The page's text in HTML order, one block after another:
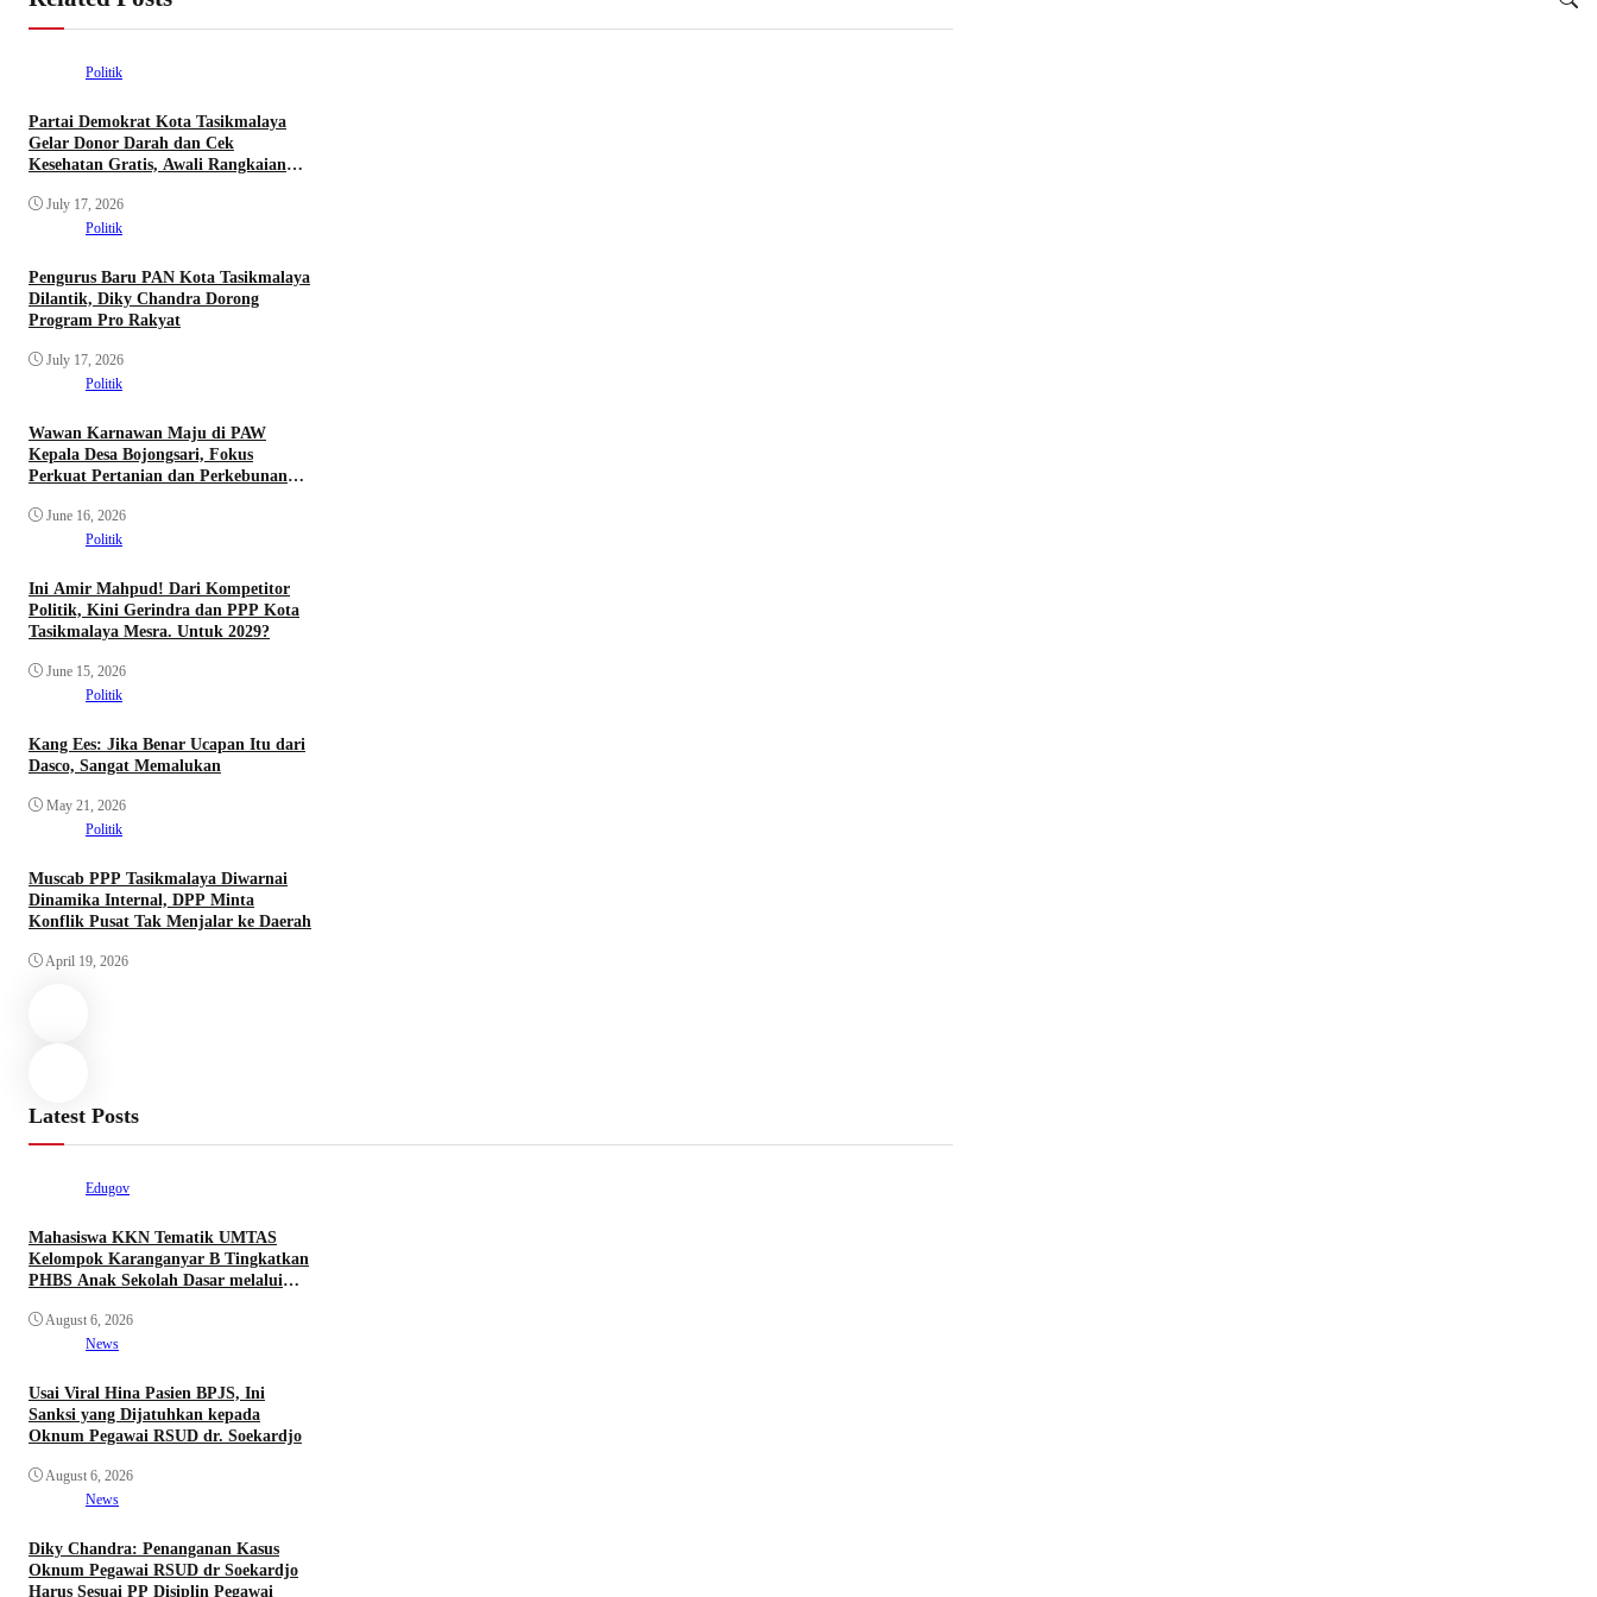
Politik
Partai Demokrat Kota Tasikmalaya
Gelar Donor Darah dan Cek
Kesehatan Gratis, Awali Rangkaian
July 17, 2026
Politik
Pengurus Baru PAN Kota Tasikmalaya
Dilantik, Diky Chandra Dorong
Program Pro Rakyat
July 17, 2026
Politik
Wawan Karnawan Maju di PAW
Kepala Desa Bojongsari, Fokus
Perkuat Pertanian dan Perkebunan
June 16, 2026
Politik
Ini Amir Mahpud! Dari Kompetitor
Politik, Kini Gerindra dan PPP Kota
Tasikmalaya Mesra. Untuk 2029?
June 15, 2026
Politik
Kang Ees: Jika Benar Ucapan Itu dari
Dasco, Sangat Memalukan
May 21, 2026
Politik
Muscab PPP Tasikmalaya Diwarnai
Dinamika Internal, DPP Minta
Konflik Pusat Tak Menjalar ke Daerah
April 19, 2026
Latest Posts
Edugov
Mahasiswa KKN Tematik UMTAS
Kelompok Karanganyar B Tingkatkan
PHBS Anak Sekolah Dasar melalui
August 6, 2026
News
Usai Viral Hina Pasien BPJS, Ini
Sanksi yang Dijatuhkan kepada
Oknum Pegawai RSUD dr. Soekardjo
August 6, 2026
News
Diky Chandra: Penanganan Kasus
Oknum Pegawai RSUD dr Soekardjo
Harus Sesuai PP Disiplin Pegawai